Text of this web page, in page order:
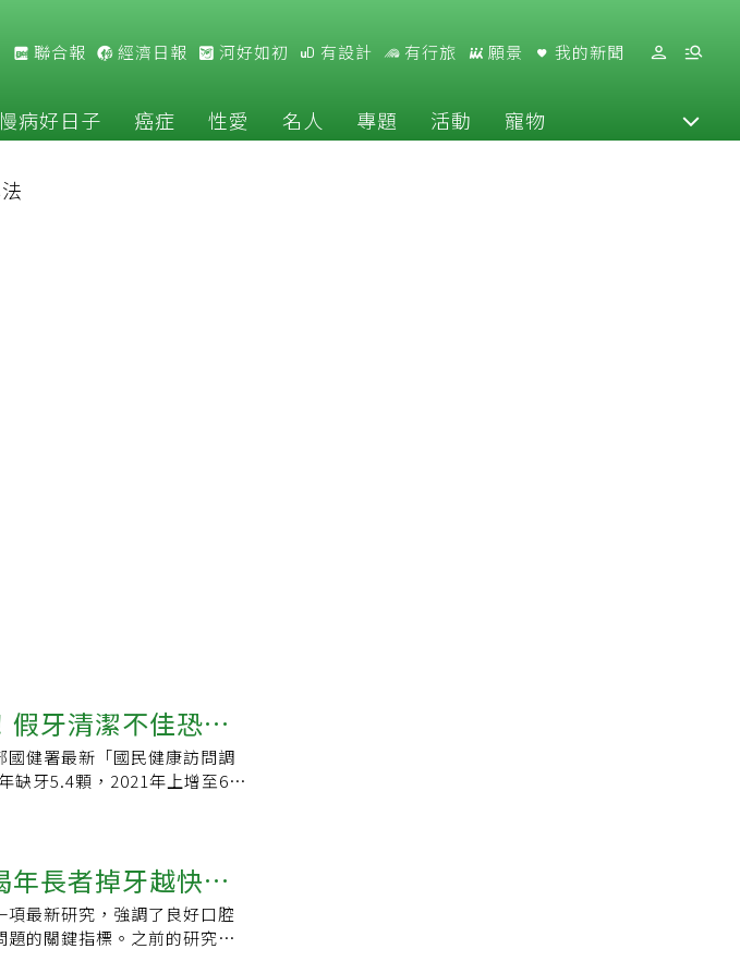
聯合報 經濟日報 河好如初 有設計 有行旅 願景 我的新聞
病好日子 癌症 性愛 名人 專題 活動 寵物
牙清潔不佳恐感
健署最新「國民健康訪問調
缺牙5.4顆，2021年上增至6.2
顆，多數需仰賴局部假牙維
識不足。全口牙齒共28顆，患
，恐讓口腔細菌持續增加，
健康訪問調查」統計國人缺牙
1.8顆，45至54歲則缺3.5顆、
長者掉牙越快越
最新研究，強調了良好口腔
的關鍵指標。之前的研究已